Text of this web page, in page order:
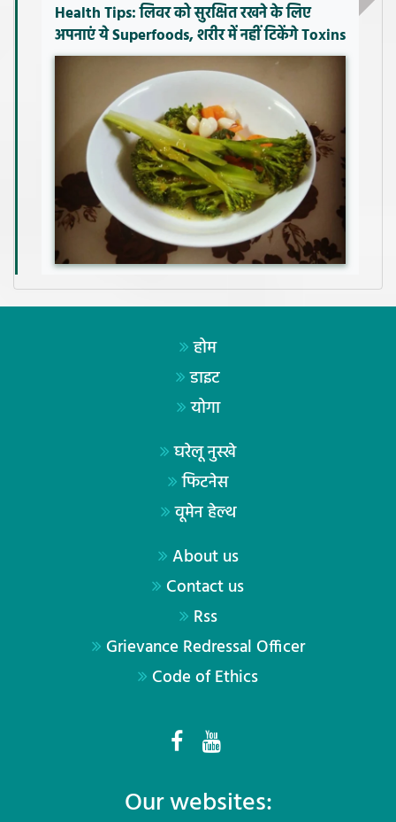
Health Tips: लिवर को सुरक्षित रखने के लिए
अपनाएं ये Superfoods, शरीर में नहीं टिकेंगे Toxins
होम
डाइट
योगा
घरेलू नुस्खे
फिटनेस
वूमेन हेल्थ
About us
Contact us
Rss
Grievance Redressal Officer
Code of Ethics
Our websites: